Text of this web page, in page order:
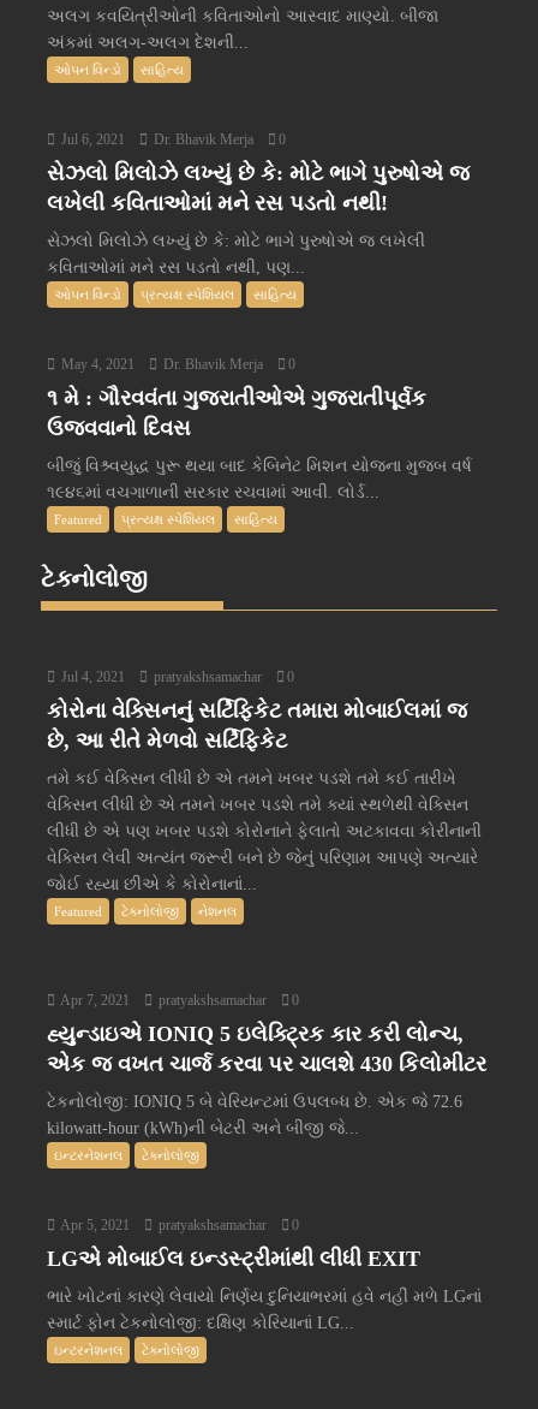
અલગ કવયિત્રીઓની કવિતાઓનો આસ્વાદ માણ્યો. બીજા
અંકમાં અલગ-અલગ દેશની...
ઓપન વિન્ડો સાહિત્ય
Jul 6, 2021 Dr. Bhavik Merja 0
સેઝલો મિલોઝે લખ્યું છે કે: મોટે ભાગે પુરુષોએ જ
લખેલી કવિતાઓમાં મને રસ પડતો નથી!
સેઝલો મિલોઝે લખ્યું છે કે: મોટે ભાગે પુરુષોએ જ લખેલી
કવિતાઓમાં મને રસ પડતો નથી, પણ...
ઓપન વિન્ડો પ્રત્યક્ષ સ્પેશિયલ સાહિત્ય
May 4, 2021 Dr. Bhavik Merja 0
૧ મે : ગૌરવવંતા ગુજરાતીઓએ ગુજરાતીપૂર્વક
ઉજવવાનો દિવસ
બીજું વિશ્ર્વયુદ્ધ પુરૂ થયા બાદ કેબિનેટ મિશન યોજના મુજબ વર્ષ
૧૯૪૬માં વચગાળાની સરકાર રચવામાં આવી. લોર્ડ...
Featured પ્રત્યક્ષ સ્પેશિયલ સાહિત્ય
ટેક્નોલોજી
Jul 4, 2021 pratyakshsamachar 0
કોરોના વેક્સિનનું સર્ટિફિકેટ તમારા મોબાઈલમાં જ
છે, આ રીતે મેળવો સર્ટિફિકેટ
તમે કઈ વેક્સિન લીધી છે એ તમને ખબર પડશે તમે કઈ તારીખે
વેક્સિન લીધી છે એ તમને ખબર પડશે તમે ક્યાં સ્થળેથી વેક્સિન
લીધી છે એ પણ ખબર પડશે કોરોનાને ફેલાતો અટકાવવા કોરીનાની
વેક્સિન લેવી અત્યંત જરૂરી બને છે જેનું પરિણામ આપણે અત્યારે
જોઈ રહ્યા છીએ કે કોરોનાનાં...
Featured ટેક્નોલોજી નેશનલ
Apr 7, 2021 pratyakshsamachar 0
હ્યુન્ડાઇએ IONIQ 5 ઇલેક્ટ્રિક કાર કરી લોન્ચ,
એક જ વખત ચાર્જ કરવા પર ચાલશે 430 કિલોમીટર
ટેકનોલોજી: IONIQ 5 બે વેરિયન્ટમાં ઉપલબ્ધ છે. એક જે 72.6
kilowatt-hour (kWh)ની બેટરી અને બીજી જે...
ઇન્ટરનેશનલ ટેક્નોલોજી
Apr 5, 2021 pratyakshsamachar 0
LGએ મોબાઈલ ઇન્ડસ્ટ્રીમાંથી લીધી EXIT
ભારે ખોટનાં કારણે લેવાયો નિર્ણય દુનિયાભરમાં હવે નહીં મળે LGનાં
સ્માર્ટ ફોન ટેકનોલોજી: દક્ષિણ કોરિયાનાં LG...
ઇન્ટરનેશનલ ટેક્નોલોજી